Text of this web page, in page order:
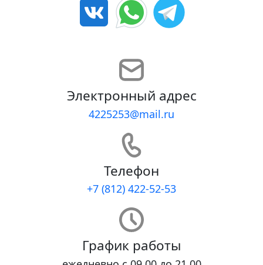
Электронный адрес
4225253@mail.ru
Телефон
+7 (812) 422-52-53
График работы